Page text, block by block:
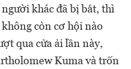
khác đã bị bắt, thì
còn cơ hội nào
qua cửa ải lần này,
Kuma và trốn